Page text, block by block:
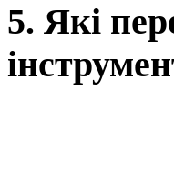
5. Які